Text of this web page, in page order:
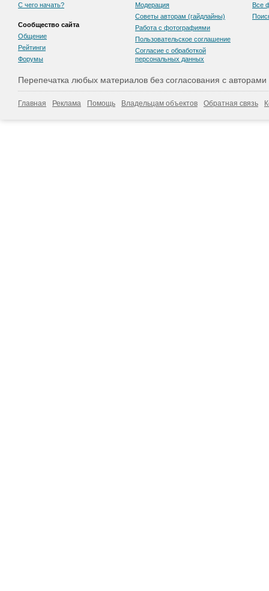
С чего начать?
Сообщество сайта
Общение
Рейтинги
Форумы
Модерация
Советы авторам (гайдлайны)
Работа с фотографиями
Пользовательскоe соглашение
Согласие с обработкой
персональных данных
Все
Перепечатка любых материалов без согласования с
Главная Реклама Помощь Владельцам объектов Обратная связь